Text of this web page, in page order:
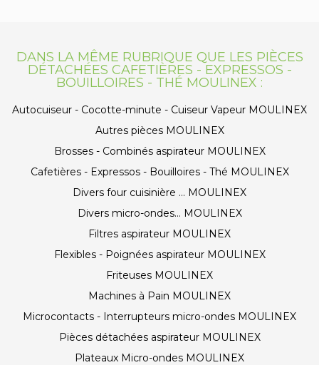
DANS LA MÊME RUBRIQUE QUE LES PIÈCES
DÉTACHÉES CAFETIÈRES - EXPRESSOS -
BOUILLOIRES - THÉ MOULINEX :
Autocuiseur - Cocotte-minute - Cuiseur Vapeur MOULINEX
Autres pièces MOULINEX
Brosses - Combinés aspirateur MOULINEX
Cafetières - Expressos - Bouilloires - Thé MOULINEX
Divers four cuisinière ... MOULINEX
Divers micro-ondes... MOULINEX
Filtres aspirateur MOULINEX
Flexibles - Poignées aspirateur MOULINEX
Friteuses MOULINEX
Machines à Pain MOULINEX
Microcontacts - Interrupteurs micro-ondes MOULINEX
Pièces détachées aspirateur MOULINEX
Plateaux Micro-ondes MOULINEX